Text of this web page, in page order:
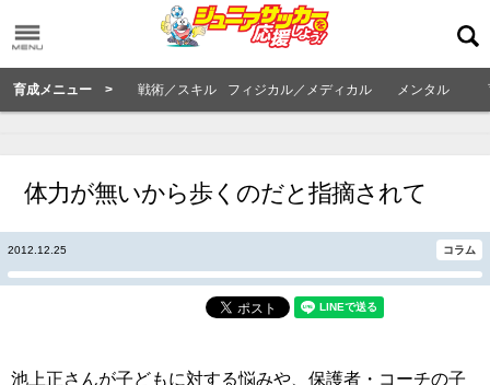
育成メニュー > 戦術／スキル フィジカル／メディカル メンタル
体力が無いから歩くのだと指摘されて
2012.12.25 コラム
池上正さんが子どもに対する悩みや、保護者・コーチの子